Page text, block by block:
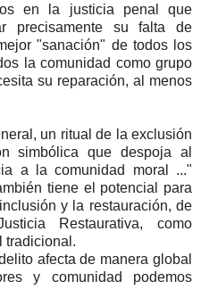
en la justicia penal que
precisamente su falta de
"sanación" de todos los
la comunidad como grupo
su reparación, al menos
un ritual de la exclusión
simbólica que despoja al
a la comunidad moral ..."
tiene el potencial para
y la restauración, de
Restaurativa, como
tradicional.
afecta de manera global
y comunidad podemos